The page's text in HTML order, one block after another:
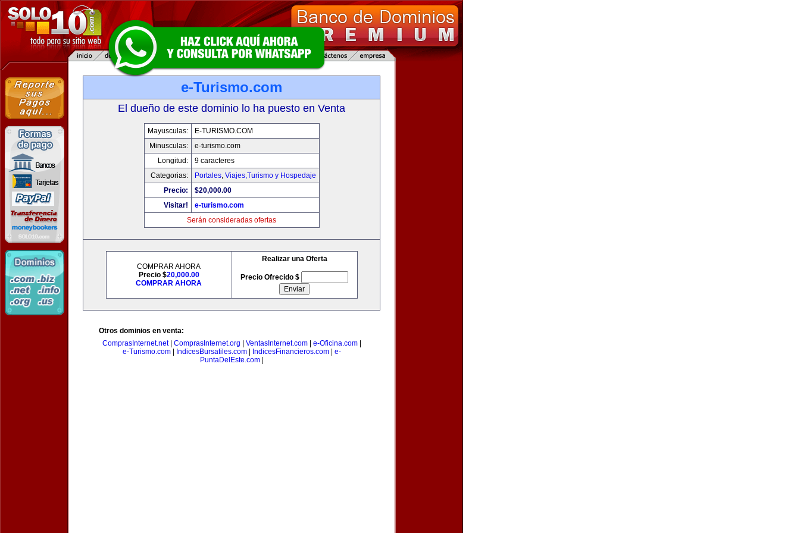
e-Turismo.com
El dueño de este dominio lo ha puesto en Venta
Mayusculas:
E-TURISMO.COM
Minusculas:
e-turismo.com
Longitud:
9 caracteres
Categorias:
Portales, Viajes,Turismo y Hospedaje
Precio:
$20,000.00
Visitar!
e-turismo.com
Serán consideradas ofertas
COMPRAR AHORA
Precio $20,000.00
COMPRAR AHORA
Realizar una Oferta
Precio Ofrecido $
Otros dominios en venta:
ComprasInternet.net| ComprasInternet.org VentasInternet.com| e-Oficina.com|
e-Turismo.com| IndicesBursatiles.com| IndicesFinancieros.com| e-
PuntaDelEste.com|